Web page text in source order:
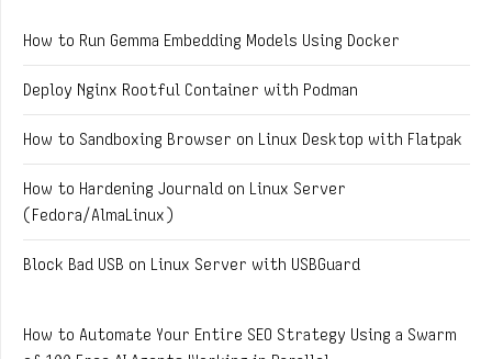
How to Run Gemma Embedding Models Using Docker
Deploy Nginx Rootful Container with Podman
How to Sandboxing Browser on Linux Desktop with Flatpak
How to Hardening Journald on Linux Server
(Fedora/AlmaLinux)
Block Bad USB on Linux Server with USBGuard
How to Automate Your Entire SEO Strategy Using a Swarm